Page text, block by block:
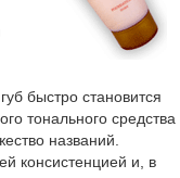
быстро становится
тонального средства
названий.
консистенцией и, в